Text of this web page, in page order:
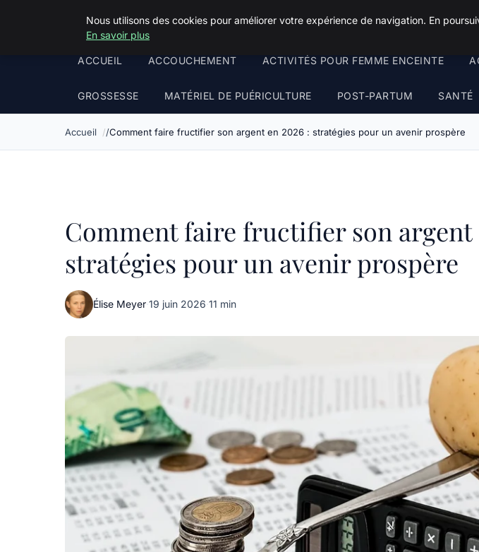
Squeakyswing.com
ACCUEIL ACCOUCHEMENT ACTIVITÉS POUR FEMME ENCEINTE
GROSSESSE MATÉRIEL DE PUÉRICULTURE POST-PARTUM SANTÉ
Accueil Comment faire fructifier son argent en 2026 : stratégies pour un avenir prospère
Comment faire fructifier son argent
stratégies pour un avenir prospère
Élise Meyer·19 juin 2026·11 min
Nous utilisons des cookies pour améliorer votre expérience de navigation. En
En savoir plus